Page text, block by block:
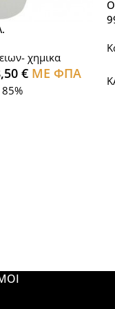
χημικα
€ΜΕ ΦΠΑ